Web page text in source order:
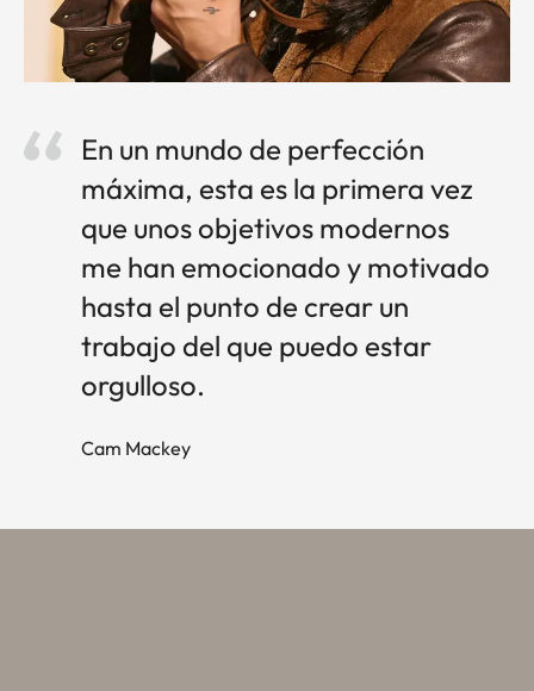
En un mundo de perfección
máxima, esta es la primera vez
que unos objetivos modernos
me han emocionado y motivado
hasta el punto de crear un
trabajo del que puedo estar
orgulloso.
Cam Mackey